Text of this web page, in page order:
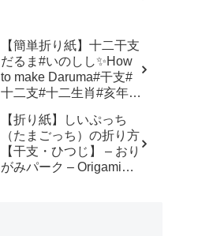
【簡単折り紙】十二干支
だるま#いのしし✨How
to make Daruma#干支#
十二支#十二生肖#亥年#
#飾り#折り方#おりがみ
#easy#origami#摺紙#折
纸#折紙 – Origami
hana’s channel
【折り紙】しいぷっち
（たまごっち）の折り方
【干支・ひつじ】 – おり
がみパーク – Origami